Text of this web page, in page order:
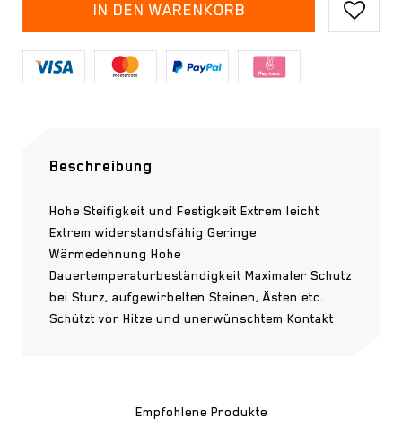
IN DEN WARENKORB
Beschreibung
Hohe Steifigkeit und Festigkeit Extrem leicht
Extrem widerstandsfähig Geringe
Wärmedehnung Hohe
Dauertemperaturbeständigkeit Maximaler Schutz
bei Sturz, aufgewirbelten Steinen, Ästen etc.
Schützt vor Hitze und unerwünschtem Kontakt
Empfohlene Produkte